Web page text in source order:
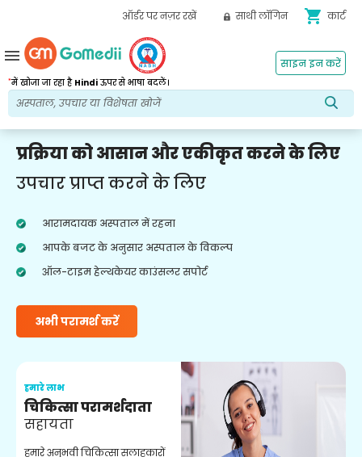
ऑर्डर पर नज़र रखें साथी लॉगिन shopping_cart कार्ट
*में खोजा जा रहा है Hindiऊपर से भाषा बदलें।
साइन इन करें
menu
प्रक्रिया को आसान और एकीकृत करने के लिए
उपचार प्राप्त करने के लिए
आरामदायक अस्पताल में रहना
आपके बजट के अनुसार अस्पताल के विकल्प
ऑल-टाइम हेल्थकेयर काउंसलर सपोर्ट
अभी परामर्श करें
हमारे लाभ
चिकित्सा परामर्शदाता
सहायता
हमारे अनुभवी चिकित्सा सलाहकारों